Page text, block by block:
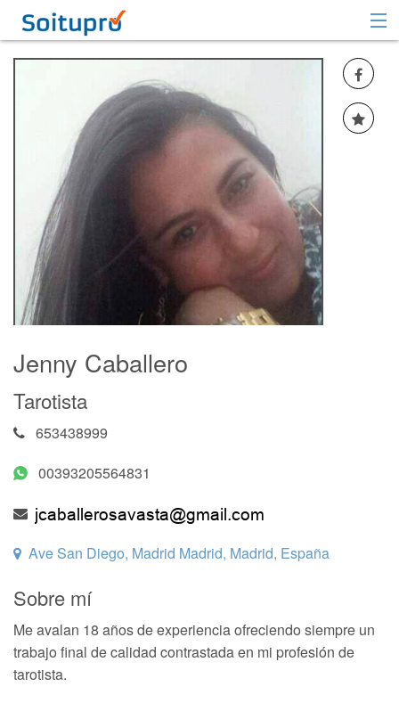
Recomendar
Registrarse
Iniciar sesión
Jenny Caballero
Tarotista
653438999
00393205564831
Ave San Diego, Madrid Madrid, Madrid, España
Sobre mí
Me avalan 18 años de experiencia ofreciendo siempre un
trabajo final de calidad contrastada en mi profesión de
tarotista.